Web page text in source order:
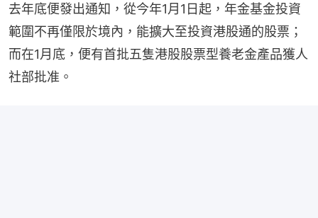
去年底便發出通知，從今年1月1日起，年金基金投資
範圍不再僅限於境內，能擴大至投資港股通的股票；
而在1月底，便有首批五隻港股股票型養老金產品獲人
社部批准。